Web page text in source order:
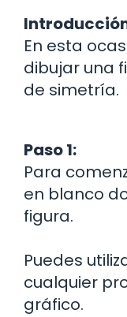
En esta
dibujar una
de simetría.
Paso 1:
Para
en blanco
figura.
Puedes
cualquier
gráfico.